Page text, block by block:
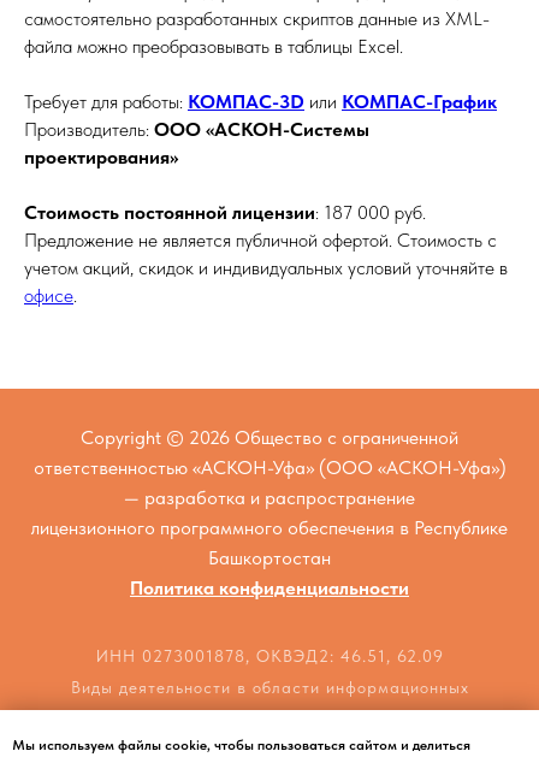
самостоятельно разработанных скриптов данные из XML-
файла можно преобразовывать в таблицы Excel.
Требует для работы: КОМПАС-3D или КОМПАС-График
Производитель: ООО «АСКОН-Системы
проектирования»
Стоимость постоянной лицензии: 187 000 руб.
Предложение не является публичной офертой. Стоимость с
учетом акций, скидок и индивидуальных условий уточняйте в
офисе.
Copyright © 2026 Общество с ограниченной
ответственностью «АСКОН-Уфа» (ООО «АСКОН-Уфа»)
— разработка и распространение
лицензионного программного обеспечения в Республике
Башкортостан
Политика конфиденциальности
ИНН 0273001878, ОКВЭД2: 46.51, 62.09
Виды деятельности в области информационных
г. Уфа, пр. Октября, д. 5/2, офис 312
Мы используем файлы cookie, чтобы пользоваться сайтом и делиться